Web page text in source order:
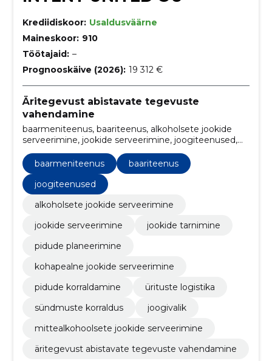
Krediidiskoor: Usaldusväärne
Maineskoor: 910
Töötajaid: –
Prognooskäive (2026): 19 312 €
Äritegevust abistavate tegevuste
vahendamine
baarmeniteenus, baariteenus, alkoholsete jookide
serveerimine, jookide serveerimine, joogiteenused,
jookide tarnimine, pidude planeerimine, kohapealne
jookide serveerimine, pidude korraldamine, ürituste
logistika
baarmeniteenus
baariteenus
joogiteenused
alkoholsete jookide serveerimine
jookide serveerimine
jookide tarnimine
pidude planeerimine
kohapealne jookide serveerimine
pidude korraldamine
ürituste logistika
sündmuste korraldus
joogivalik
mittealkohoolsete jookide serveerimine
äritegevust abistavate tegevuste vahendamine